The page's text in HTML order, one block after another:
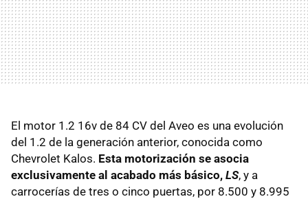
El motor 1.2 16v de 84 CV del Aveo es una evolución
del 1.2 de la generación anterior, conocida como
Chevrolet Kalos. Esta motorización se asocia
exclusivamente al acabado más básico, LS, y a
carrocerías de tres o cinco puertas, por 8.500 y 8.995